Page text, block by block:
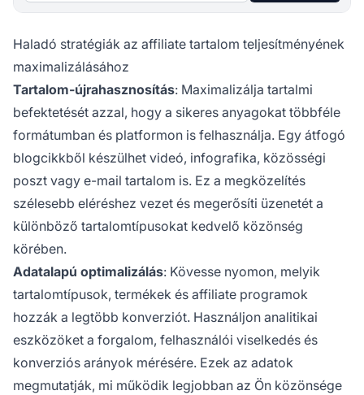
Haladó stratégiák az affiliate tartalom teljesítményének
maximalizálásához
Tartalom-újrahasznosítás: Maximalizálja tartalmi
befektetését azzal, hogy a sikeres anyagokat többféle
formátumban és platformon is felhasználja. Egy átfogó
blogcikkből készülhet videó, infografika, közösségi
poszt vagy e-mail tartalom is. Ez a megközelítés
szélesebb eléréshez vezet és megerősíti üzenetét a
különböző tartalomtípusokat kedvelő közönség
körében.
Adatalapú optimalizálás: Kövesse nyomon, melyik
tartalomtípusok, termékek és affiliate programok
hozzák a legtöbb konverziót. Használjon analitikai
eszközöket a forgalom, felhasználói viselkedés és
konverziós arányok mérésére. Ezek az adatok
megmutatják, mi működik legjobban az Ön közönsége